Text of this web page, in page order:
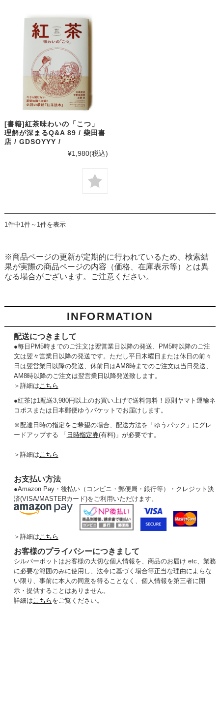
[書籍]紅茶味わいの「こつ」
理解が深まるQ&A 89 / 柴田書
店 / GDSOYYY /
¥1,980(税込)
1件中1件～1件を表示
※商品ページの更新が定期的に行われているため、検索結
果が実際の商品ページの内容（価格、在庫表示等）とは異
なる場合がございます。ご注意ください。
INFORMATION
配送につきまして
●毎日PM5時までのご注文は翌営業日以降の発送、PM5時以降のご注
文は翌々営業日以降の発送です。ただし平日木曜日または休日の前々
日は翌営業日以降の発送、休前日はAM8時までのご注文は当日発送、
AM8時以降のご注文は翌営業日以降発送致します。
＞詳細はこちら
●紅茶は1配送3,980円以上のお買い上げで送料無料！原則ヤマト運輸ネ
コポスまたは日本郵便ゆうパケットでお届けします。
※配達日時の指定をご希望の場合、配送方法を「ゆうパック」にグレ
ードアップする 「 日時指定券(有料)」が必要です。
＞詳細はこちら
お支払い方法
●Amazon Pay・後払い（コンビニ・郵便局・銀行等）・クレジット決
済(VISA/MASTERカード)をご利用いただけます。
＞詳細は こちら
お客様のプライバシーにつきまして
シルバーポットはお客様の大切な個人情報を、商品のお届け etc、業務
に必要な範囲のみに使用し、法令に基づく場合等正当な理由によらな
い限り、事前に本人の同意を得ることなく、個人情報を第三者に開
示・提供することはありません。
詳細は こちら をご覧ください。